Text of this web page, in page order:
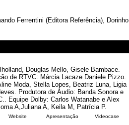
Ferrentini (Editora Referência), Dorinho
Douglas Mello, Gisele Bambace.
de RTVC: Márcia Lacaze Daniele Pizzo.
Moda, Stella Lopes, Beatriz Luna, Ligia
Produtora de Áudio: Banda Sonora e
Equipe Dolby: Carlos Watanabe e Alex
A,Juliana A, Keila M, Patrícia P.
Website Apresentação Videocase